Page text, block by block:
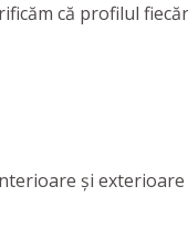
că profilul
şi exterioare